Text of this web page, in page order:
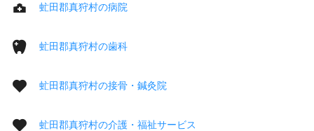
虻田郡真狩村の病院
虻田郡真狩村の歯科
虻田郡真狩村の接骨・鍼灸院
虻田郡真狩村の介護・福祉サービス